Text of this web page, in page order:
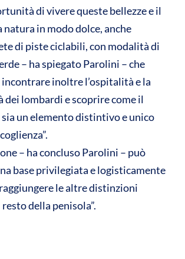
di vivere queste bellezze e il
in modo dolce, anche
di piste ciclabili, con modalità di
– ha spiegato Parolini – che
inoltre l’ospitalità e la
dei lombardi e scoprire come il
un elemento distintivo e unico
– ha concluso Parolini – può
base privilegiata e logisticamente
le altre distinzioni
della penisola”.